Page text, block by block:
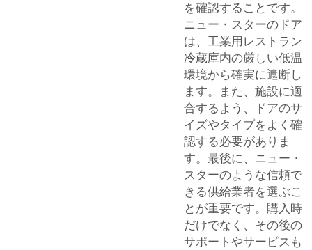
を確認することです。
ニュー・スターのドア
は、工業用レストラン
冷蔵庫内の厳しい低温
環境から確実に遮断し
ます。また、施設に適
合するよう、ドアのサ
イズやタイプをよく確
認する必要がありま
す。最後に、ニュー・
スターのような信頼で
きる供給業者を選ぶこ
とが重要です。購入時
だけでなく、その後の
サポートやサービスも